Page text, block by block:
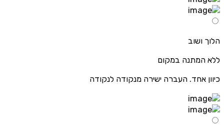
הלוך ושוב
ללא המתנה במקום
כיוון אחד. העברה ישירה מנקודה לנקודה